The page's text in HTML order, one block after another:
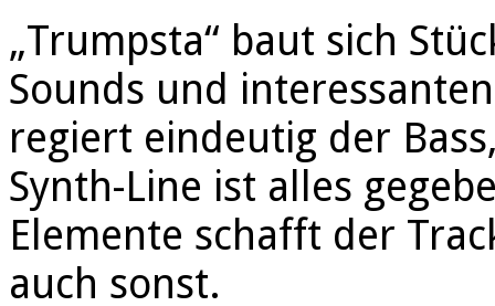
„Trumpsta“ baut sich
Sounds und
regiert eindeutig der
Synth-Line ist alles
Elemente schafft der
auch sonst.